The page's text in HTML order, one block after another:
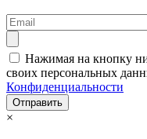
Нажимая на кнопку
своих персональных
Конфиденциальности
Отправить
×